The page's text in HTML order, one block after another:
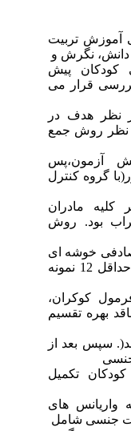
تربیت
نگرش و
پیش
قرار می
هدف در
نظر روش جمع
آزمون،پس
گروه کنترل
مادران
بود. روش
خوشه ای
ساده انجام گردید. اندازه نمونه، حداقل 12 نمونه
کوکران،
بهره تقسیم
شد(. سپس بعد از
کودکان تکمیل
واریانس های
جنسی شامل